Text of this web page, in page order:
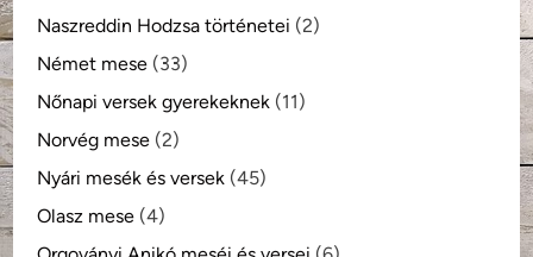
Naszreddin Hodzsa történetei (2)
Német mese (33)
Nőnapi versek gyerekeknek (11)
Norvég mese (2)
Nyári mesék és versek (45)
Olasz mese (4)